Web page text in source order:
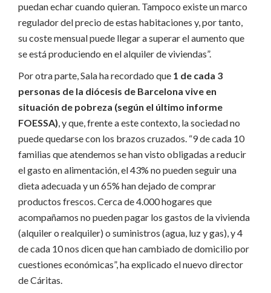
puedan echar cuando quieran. Tampoco existe un marco
regulador del precio de estas habitaciones y, por tanto,
su coste mensual puede llegar a superar el aumento que
se está produciendo en el alquiler de viviendas”.
Por otra parte, Sala ha recordado que 1 de cada 3
personas de la diócesis de Barcelona vive en
situación de pobreza (según el último informe
FOESSA), y que, frente a este contexto, la sociedad no
puede quedarse con los brazos cruzados. “9 de cada 10
familias que atendemos se han visto obligadas a reducir
el gasto en alimentación, el 43% no pueden seguir una
dieta adecuada y un 65% han dejado de comprar
productos frescos. Cerca de 4.000 hogares que
acompañamos no pueden pagar los gastos de la vivienda
(alquiler o realquiler) o suministros (agua, luz y gas), y 4
de cada 10 nos dicen que han cambiado de domicilio por
cuestiones económicas”, ha explicado el nuevo director
de Cáritas.